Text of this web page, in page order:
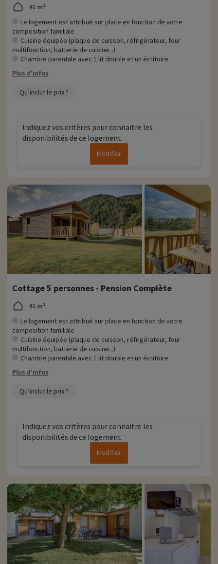
41 m²
Le logement est attribué sur place en fonction de votre
composition familiale
Cuisine équipée (plaque de cuisson, réfrigérateur, four
multifonction, batterie de cuisine...)
Chambre parentale avec 1 lit double et un écritoire
Plus d'infos
Qu’inclut le prix ?
Indiquez vos critères pour connaitre les
disponibilités de ce logement
Modifier
Cottage 5 personnes - Pension Complète
41 m²
Le logement est attribué sur place en fonction de votre
composition familiale
Cuisine équipée (plaque de cuisson, réfrigérateur, four
multifonction, batterie de cuisine...)
Chambre parentale avec 1 lit double et un écritoire
Plus d'infos
Qu’inclut le prix ?
Indiquez vos critères pour connaitre les
disponibilités de ce logement
Modifier